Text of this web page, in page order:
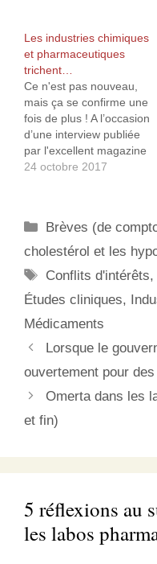
Les industries chimiques
et pharmaceutiques
trichent…
Ce n'est pas nouveau,
mais ça se confirme une
fois de plus ! A l’occasion
d’une interview publiée
par l'excellent magazine
Reporterre des deux
des falsifications,
manipulation et
corruptions en tout genre
dont s’est rendu coupable
cette société afin de…
24 octobre 2017
Catégories
Brèves (de
cholestérol et les
Étiquettes
Conflits d'intérêts,
Études cliniques,
Médicaments
Lorsque le
ouvertement pour
Omerta dans les
et fin)
5 réflexions au
les labos